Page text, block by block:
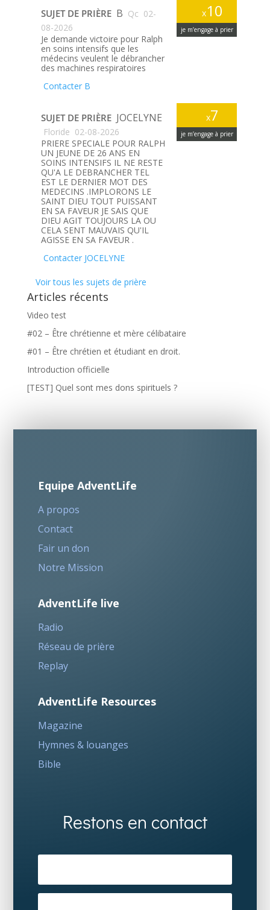
x10
je m’engage à prier
SUJET DE PRIÈRE B Qc 02-
08-2026
Je demande victoire pour Ralph
en soins intensifs que les
médecins veulent le débrancher
des machines respiratoires
Contacter B
x7
je m’engage à prier
SUJET DE PRIÈRE JOCELYNE
Floride 02-08-2026
PRIERE SPECIALE POUR RALPH
UN JEUNE DE 26 ANS EN
SOINS INTENSIFS IL NE RESTE
QU'A LE DEBRANCHER TEL
EST LE DERNIER MOT DES
MEDECINS .IMPLORONS LE
SAINT DIEU TOUT PUISSANT
EN SA FAVEUR JE SAIS QUE
DIEU AGIT TOUJOURS LA OU
CELA SENT MAUVAIS QU'IL
AGISSE EN SA FAVEUR .
Contacter JOCELYNE
Voir tous les sujets de prière
Articles récents
Video test
#02 – Être chrétienne et mère célibataire
#01 – Être chrétien et étudiant en droit.
Introduction officielle
[TEST] Quel sont mes dons spirituels ?
Equipe AdventLife
A propos
Contact
Fair un don
Notre Mission
AdventLife live
Radio
Réseau de prière
Replay
AdventLife Resources
Magazine
Hymnes & louanges
Bible
Restons en contact